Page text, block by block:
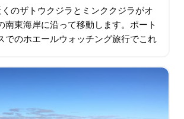
のザトウクジラとミンククジラがオ
南東海岸に沿って移動します。ポート
でのホエールウォッチング旅行でこれ
を楽しみながら…